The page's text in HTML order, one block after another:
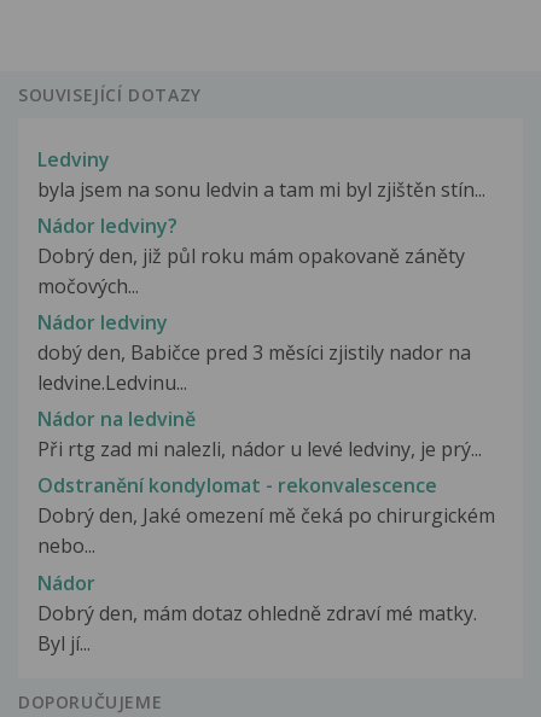
SOUVISEJÍCÍ DOTAZY
Ledviny
byla jsem na sonu ledvin a tam mi byl zjištěn stín...
Nádor ledviny?
Dobrý den, již půl roku mám opakovaně záněty
močových...
Nádor ledviny
dobý den, Babičce pred 3 měsíci zjistily nador na
ledvine.Ledvinu...
Nádor na ledvině
Při rtg zad mi nalezli, nádor u levé ledviny, je prý...
Odstranění kondylomat - rekonvalescence
Dobrý den, Jaké omezení mě čeká po chirurgickém
nebo...
Nádor
Dobrý den, mám dotaz ohledně zdraví mé matky.
Byl jí...
DOPORUČUJEME